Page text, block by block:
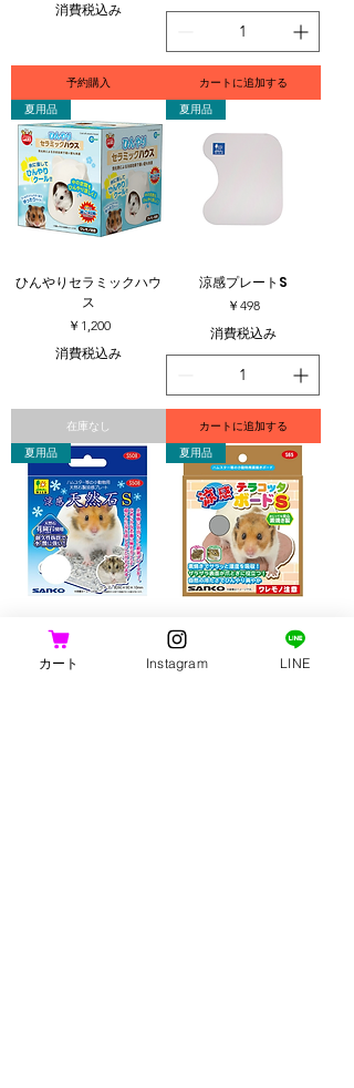
消費税込み
予約購入
カートに追加する
夏用品
ひんやりセラミックハウ
ス
価格
￥1,200
消費税込み
在庫なし
夏用品
涼感プレートS
価格
￥498
消費税込み
カートに追加する
夏用品
涼感 天然石 S
夏用品
涼感テラコッタボード S
カート Instagram LINE